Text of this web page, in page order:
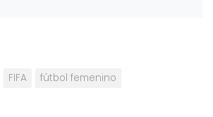
FIFA
fútbol femenino